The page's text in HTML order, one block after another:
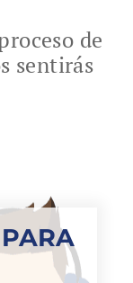
de
sentirás